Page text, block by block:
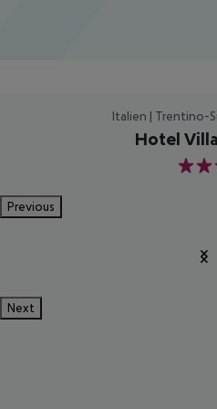
Italien | Trentino-
Hotel
3
Previous
Next